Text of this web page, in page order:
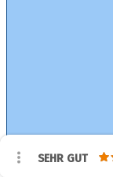
SEHR GUT